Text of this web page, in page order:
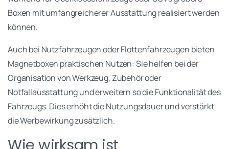
Boxen mit umfangreicherer Ausstattung realisiert werden
können.
Auch bei Nutzfahrzeugen oder Flottenfahrzeugen bieten
Magnetboxen praktischen Nutzen: Sie helfen bei der
Organisation von Werkzeug, Zubehör oder
Notfallausstattung und erweitern so die Funktionalität des
Fahrzeugs. Dies erhöht die Nutzungsdauer und verstärkt
die Werbewirkung zusätzlich.
Wie wirksam ist